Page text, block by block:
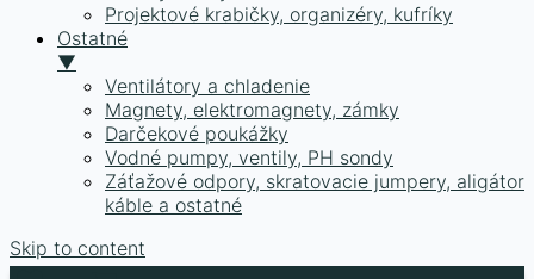
Projektové krabičky, organizéry, kufríky
Ostatné
▼
Ventilátory a chladenie
Magnety, elektromagnety, zámky
Darčekové poukážky
Vodné pumpy, ventily, PH sondy
Záťažové odpory, skratovacie jumpery, aligátor
káble a ostatné
Skip to content